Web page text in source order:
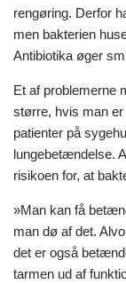
rengøring. Derfor
men bakterien
Antibiotika øger
Et af problemerne
større, hvis man
patienter på
lungebetændelse.
risikoen for, at
»Man kan få
man dø af det.
det er også
tarmen ud af